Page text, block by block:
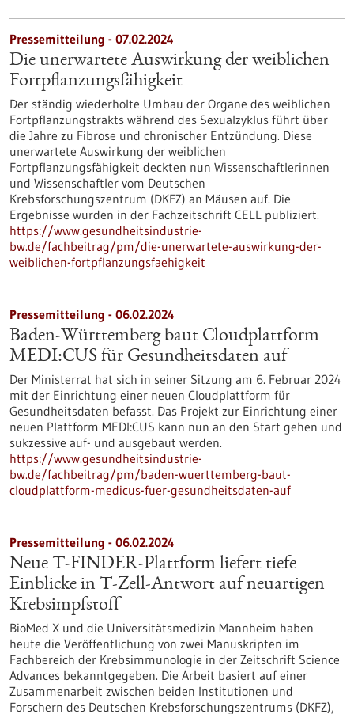
Pressemitteilung - 07.02.2024
Die unerwartete Auswirkung der weiblichen
Fortpflanzungsfähigkeit
Der ständig wiederholte Umbau der Organe des weiblichen
Fortpflanzungstrakts während des Sexualzyklus führt über
die Jahre zu Fibrose und chronischer Entzündung. Diese
unerwartete Auswirkung der weiblichen
Fortpflanzungsfähigkeit deckten nun Wissenschaftlerinnen
und Wissenschaftler vom Deutschen
Krebsforschungszentrum (DKFZ) an Mäusen auf. Die
Ergebnisse wurden in der Fachzeitschrift CELL publiziert.
https://www.gesundheitsindustrie-
bw.de/fachbeitrag/pm/die-unerwartete-auswirkung-der-
weiblichen-fortpflanzungsfaehigkeit
Pressemitteilung - 06.02.2024
Baden-Württemberg baut Cloudplattform
MEDI:CUS für Gesundheitsdaten auf
Der Ministerrat hat sich in seiner Sitzung am 6. Februar 2024
mit der Einrichtung einer neuen Cloudplattform für
Gesundheitsdaten befasst. Das Projekt zur Einrichtung einer
neuen Plattform MEDI:CUS kann nun an den Start gehen und
sukzessive auf- und ausgebaut werden.
https://www.gesundheitsindustrie-
bw.de/fachbeitrag/pm/baden-wuerttemberg-baut-
cloudplattform-medicus-fuer-gesundheitsdaten-auf
Pressemitteilung - 06.02.2024
Neue T-FINDER-Plattform liefert tiefe
Einblicke in T-Zell-Antwort auf neuartigen
Krebsimpfstoff
BioMed X und die Universitätsmedizin Mannheim haben
heute die Veröffentlichung von zwei Manuskripten im
Fachbereich der Krebsimmunologie in der Zeitschrift Science
Advances bekanntgegeben. Die Arbeit basiert auf einer
Zusammenarbeit zwischen beiden Institutionen und
Forschern des Deutschen Krebsforschungszentrums (DKFZ),